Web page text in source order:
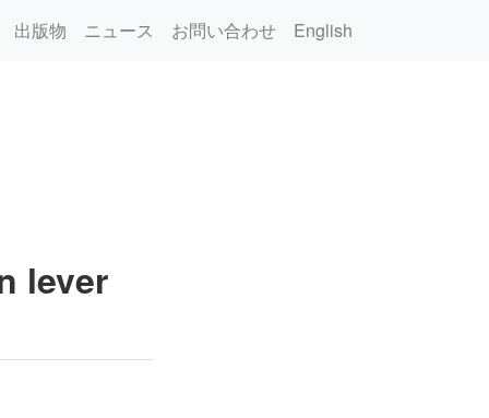
出版物 ニュース お問い合わせ English
lever